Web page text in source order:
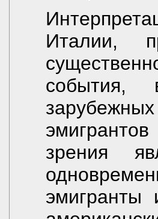
Италии,
события,
зрения
эмигранты